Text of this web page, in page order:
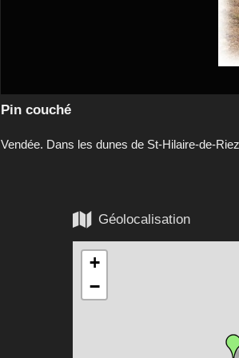
Pin couché
Vendée. Dans les dunes de St-Hilaire-de-Riez
 Géolocalisation
+
−